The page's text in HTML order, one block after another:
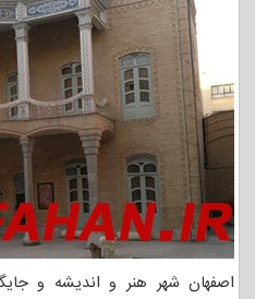
اصفهان شهر هنر و انديشه و